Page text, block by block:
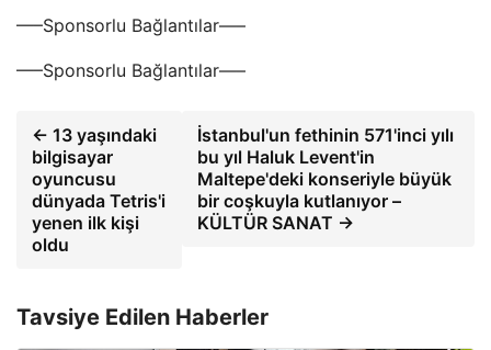
—–Sponsorlu Bağlantılar—–
—–Sponsorlu Bağlantılar—–
← 13 yaşındaki
bilgisayar
oyuncusu
dünyada Tetris'i
yenen ilk kişi
oldu
İstanbul'un fethinin 571'inci yılı
bu yıl Haluk Levent'in
Maltepe'deki konseriyle büyük
bir coşkuyla kutlanıyor –
KÜLTÜR SANAT →
Tavsiye Edilen Haberler